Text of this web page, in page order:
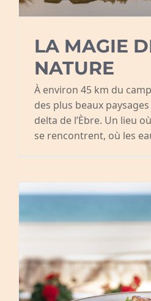
LA MAGIE
NATURE
À environ 45 km du
des plus beaux
delta de l’Èbre. Un lieu
se rencontrent, où les